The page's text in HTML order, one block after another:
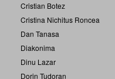
Cristian Botez
Cristina Nichitus Roncea
Dan Tanasa
Diakonima
Dinu Lazar
Dorin Tudoran